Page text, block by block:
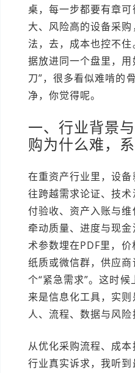
桌，每一步都要有章
大、风险高的设备采
法，去，成本也控不
据放进同一个盘里，用
刀”，很多看似难啃的
净，你觉得呢。
一、行业背景
购为什么难，
在重资产行业里，设
往跨越需求论证、技
付验收、资产入账与
牵动质量、进度与现
术参数埋在PDF里，
纸质或微信群，供应
个“紧急需求”。这时候
来是信息化工具，实
人、流程、数据与风险
从优化采购流程、成
行业真实诉求，我听